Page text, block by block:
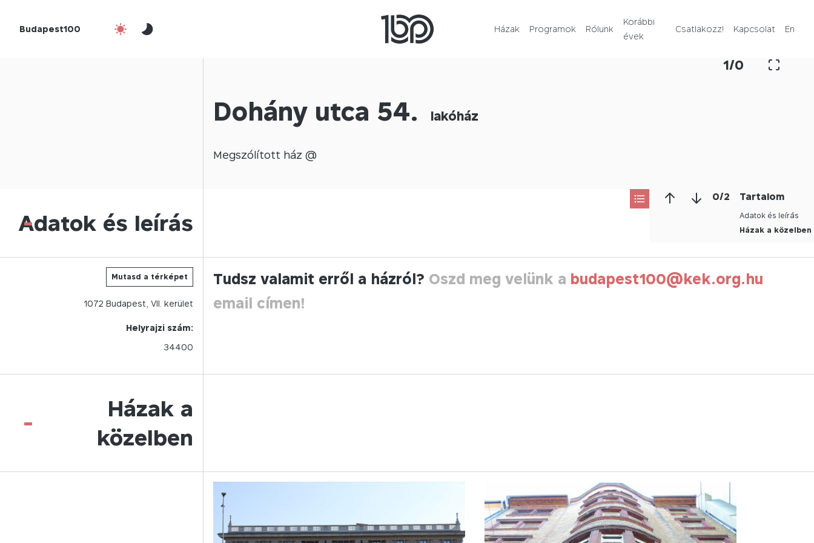
Budapest100 Házak Programok Rólunk
Korábbi
évek
Csatlakozz! Kapcsolat En
1/0
Dohány utca 54. lakóház
Megszólított ház @
0/2 Tartalom
Adatok és leírás
Házak a közelben
Adatok és leírás
-
Mutasd a térképet
1072 Budapest, VII. kerület
Helyrajzi szám:
34400
Tudsz valamit erről a házról? Oszd meg velünk a budapest100@kek.org.hu
email címen!
Házak a
közelben
-